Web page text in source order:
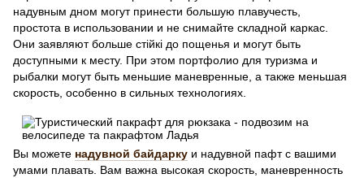
надувным дном могут принести большую плавучесть,
простота в использовании и не снимайте складной каркас.
Они заявляют больше стійкі до пощенья и могут быть
доступными к месту. При этом портфолио для туризма и
рыбалки могут быть меньшие маневренные, а также меньшая
скорость, особенно в сильных технологиях.
Вы можете надувной байдарку и надувной пафт с вашими
умами плавать. Вам важна высокая скорость, маневренность